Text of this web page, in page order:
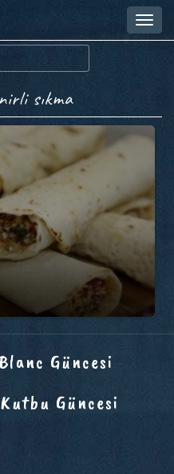
sıkma
Güncesi
Güncesi